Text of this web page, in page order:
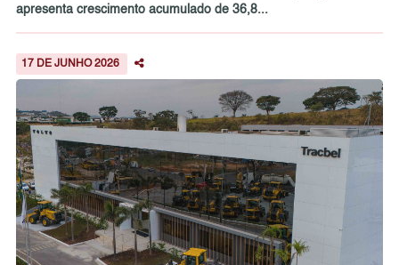
apresenta crescimento acumulado de 36,8...
17 DE JUNHO 2026